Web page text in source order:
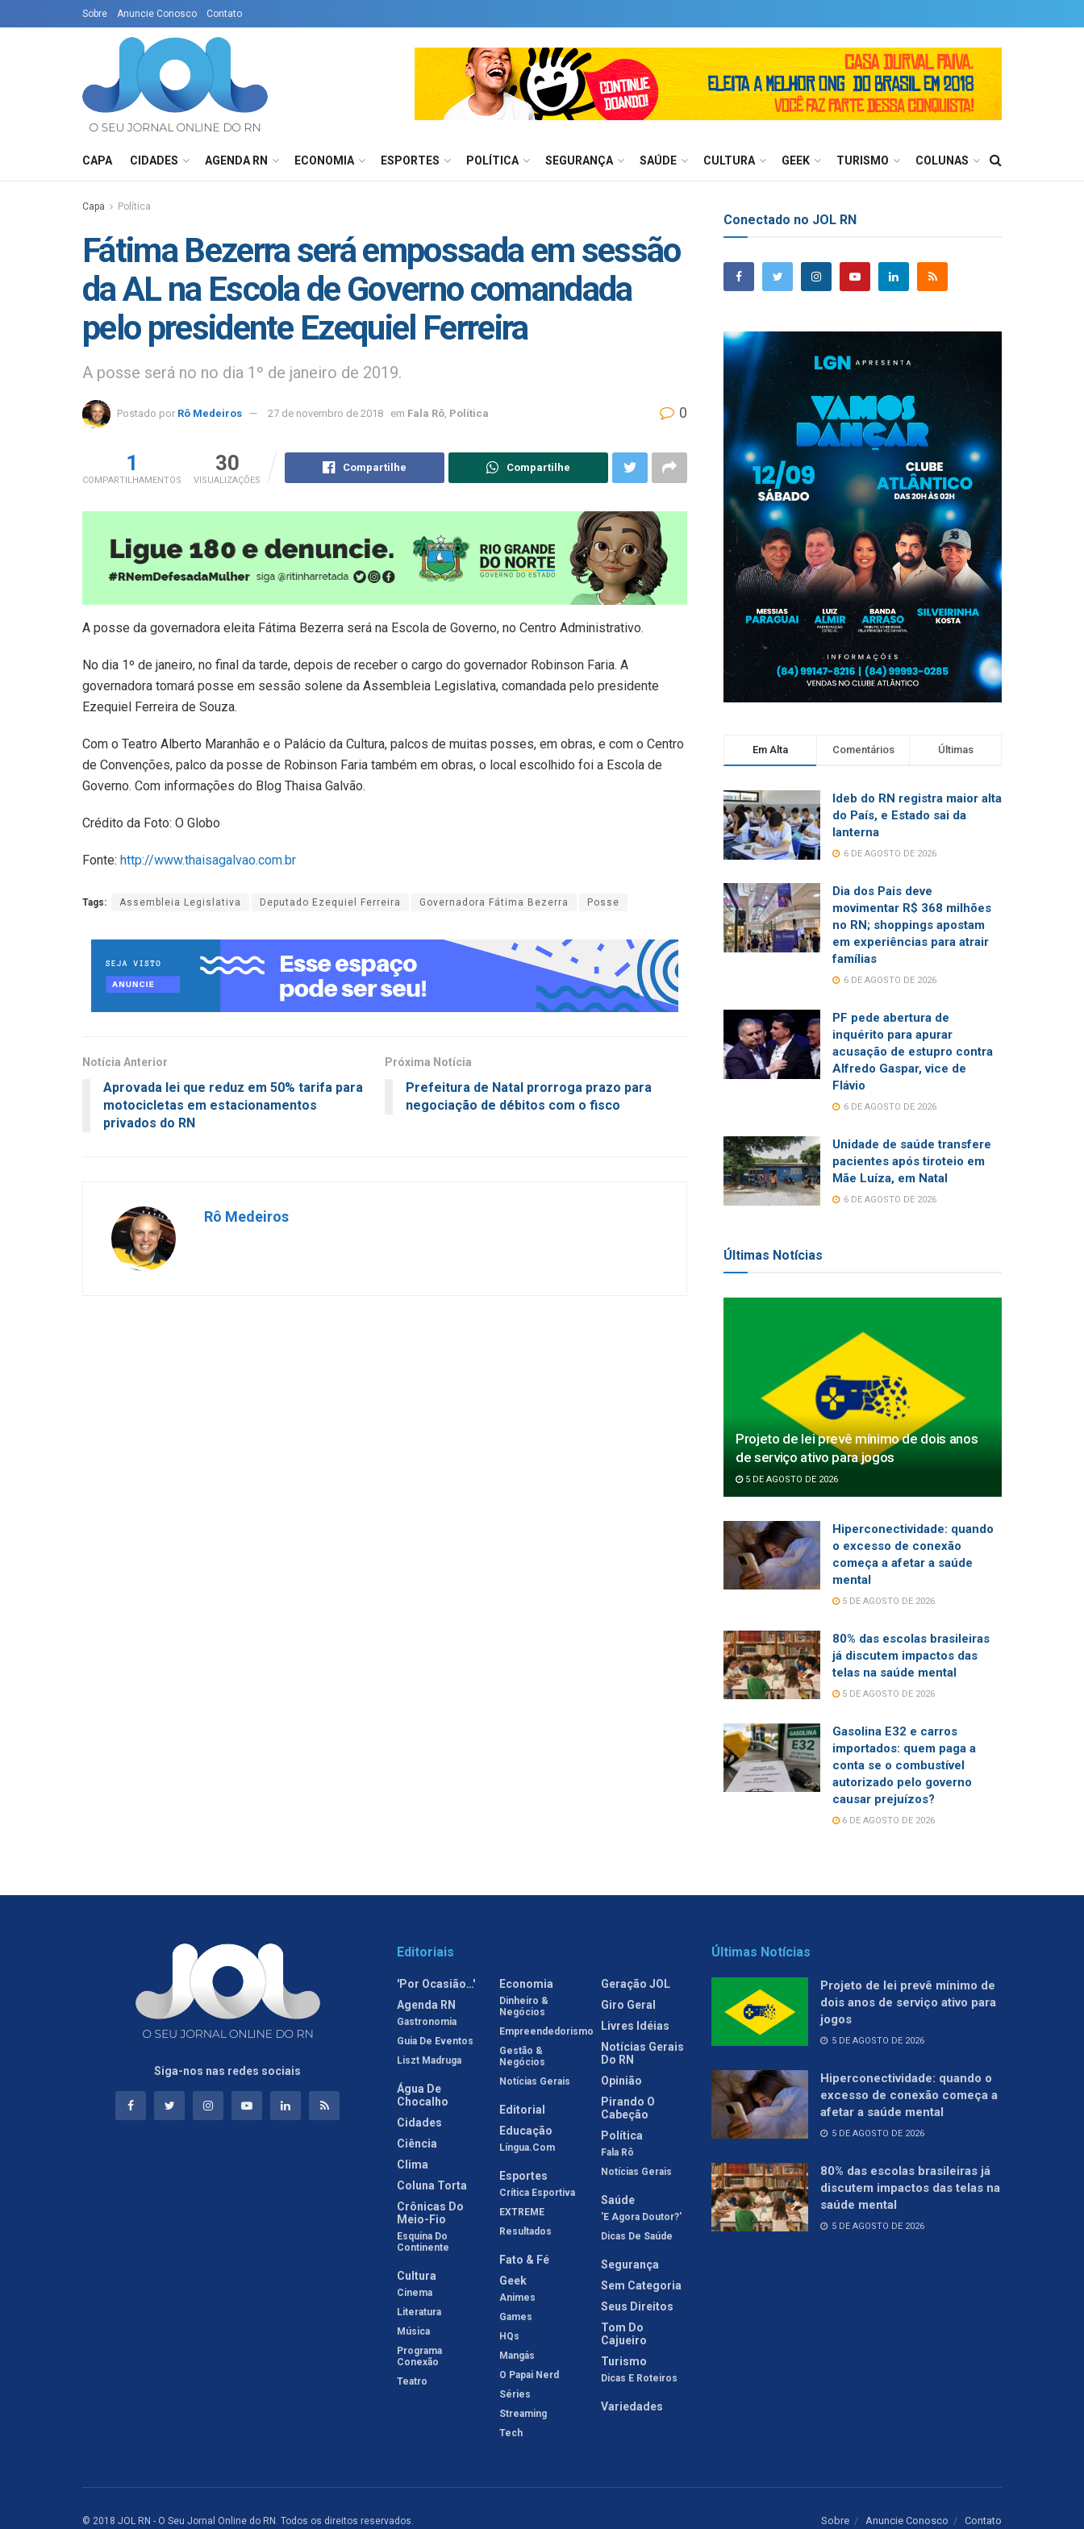
Sobre Anuncie Conosco Contato
CAPA CIDADES AGENDA RN ECONOMIA ESPORTES POLÍTICA SEGURANÇA SAÚDE CULTURA GEEK TURISMO COLUNAS
Capa Política
Fátima Bezerra será empossada em sessão
da AL na Escola de Governo comandada
pelo presidente Ezequiel Ferreira
A posse será no no dia 1º de janeiro de 2019.
Postado por Rô Medeiros 27 de novembro de 2018 em Fala Rô Política 0
1
COMPARTILHAMENTOS
30
VISUALIZAÇÕES
Compartilhe Compartilhe
A posse da governadora eleita Fátima Bezerra será na Escola de Governo, no Centro Administrativo.
No dia 1º de janeiro, no final da tarde, depois de receber o cargo do governador Robinson Faria. A
governadora tomará posse em sessão solene da Assembleia Legislativa, comandada pelo presidente
Ezequiel Ferreira de Souza.
Com o Teatro Alberto Maranhão e o Palácio da Cultura, palcos de muitas posses, em obras, e com o Centro
de Convenções, palco da posse de Robinson Faria também em obras, o local escolhido foi a Escola de
Governo. Com informações do Blog Thaisa Galvão.
Crédito da Foto: O Globo
Fonte: http://www.thaisagalvao.com.br
Tags: Assembleia Legislativa Deputado Ezequiel Ferreira Governadora Fátima Bezerra Posse
Notícia Anterior
Aprovada lei que reduz em 50% tarifa para
motocicletas em estacionamentos
privados do RN
Próxima Notícia
Prefeitura de Natal prorroga prazo para
negociação de débitos com o fisco
Rô Medeiros
Conectado no JOL RN
Em Alta Comentários Últimas
Ideb do RN registra maior alta
do País, e Estado sai da
lanterna
6 DE AGOSTO DE 2026
Dia dos Pais deve
movimentar R$ 368 milhões
no RN; shoppings apostam
em experiências para atrair
famílias
6 DE AGOSTO DE 2026
PF pede abertura de
inquérito para apurar
acusação de estupro contra
Alfredo Gaspar, vice de
Flávio
6 DE AGOSTO DE 2026
Unidade de saúde transfere
pacientes após tiroteio em
Mãe Luíza, em Natal
6 DE AGOSTO DE 2026
Últimas Notícias
Projeto de lei prevê mínimo de dois anos
de serviço ativo para jogos
5 DE AGOSTO DE 2026
Hiperconectividade: quando
o excesso de conexão
começa a afetar a saúde
mental
5 DE AGOSTO DE 2026
80% das escolas brasileiras
já discutem impactos das
telas na saúde mental
5 DE AGOSTO DE 2026
Gasolina E32 e carros
importados: quem paga a
conta se o combustível
autorizado pelo governo
causar prejuízos?
6 DE AGOSTO DE 2026
Siga-nos nas redes sociais
Editoriais
'Por Ocasião…'
Agenda RN
Gastronomia
Guia De Eventos
Liszt Madruga
Água De
Chocalho
Cidades
Ciência
Clima
Coluna Torta
Crônicas Do
Meio-Fio
Esquina Do
Continente
Cultura
Cinema
Literatura
Música
Programa
Conexão
Teatro
Economia
Dinheiro &
Negócios
Empreendedorismo
Gestão &
Negócios
Notícias Gerais
Editorial
Educação
Língua.com
Esportes
Crítica Esportiva
EXTREME
Resultados
Fato & Fé
Geek
Animes
Games
HQs
Mangás
O Papai Nerd
Séries
Streaming
Tech
Geração JOL
Giro Geral
Livres Idéias
Notícias Gerais
Do RN
Opinião
Pirando O
Cabeção
Política
Fala Rô
Notícias Gerais
Saúde
'E Agora Doutor?'
Dicas De Saúde
Segurança
Sem Categoria
Seus Direitos
Tom Do
Cajueiro
Turismo
Dicas E Roteiros
Variedades
Últimas Notícias
Projeto de lei prevê mínimo de
dois anos de serviço ativo para
jogos
5 DE AGOSTO DE 2026
Hiperconectividade: quando o
excesso de conexão começa a
afetar a saúde mental
5 DE AGOSTO DE 2026
80% das escolas brasileiras já
discutem impactos das telas na
saúde mental
5 DE AGOSTO DE 2026
Sobre Anuncie Conosco Contato
© 2018 JOL RN - O Seu Jornal Online do RN. Todos os direitos reservados.